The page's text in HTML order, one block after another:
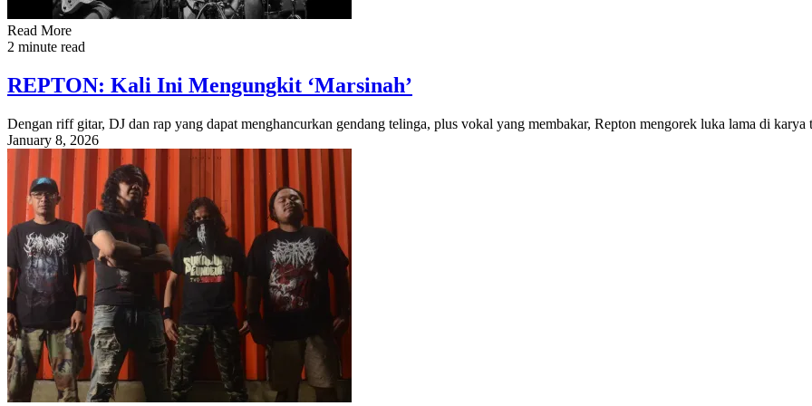
Read More
2 minute read
REPTON: Kali Ini Mengungkit ‘Marsinah’
Dengan riff gitar, DJ dan rap yang dapat menghancurkan gendang telinga, plus vokal yang membakar, Repton mengorek luka lama di karya
January 8, 2026